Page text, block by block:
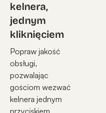
kelnera,
jednym
kliknięciem
Popraw jakość
obsługi,
pozwalając
gościom wezwać
kelnera jednym